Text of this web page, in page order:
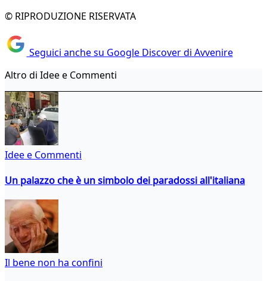
© RIPRODUZIONE RISERVATA
Seguici anche su Google Discover di Avvenire
Altro di Idee e Commenti
Idee e Commenti
Un palazzo che è un simbolo dei paradossi all'italiana
Il bene non ha confini